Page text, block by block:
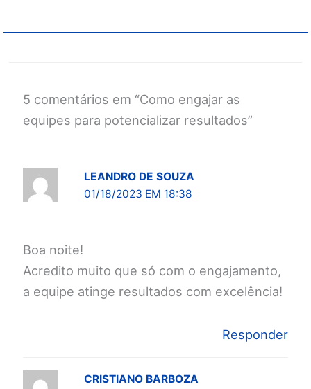
5 comentários em “Como engajar as
equipes para potencializar resultados”
LEANDRO DE SOUZA
01/18/2023 EM 18:38
Boa noite!
Acredito muito que só com o engajamento,
a equipe atinge resultados com excelência!
Responder
CRISTIANO BARBOZA